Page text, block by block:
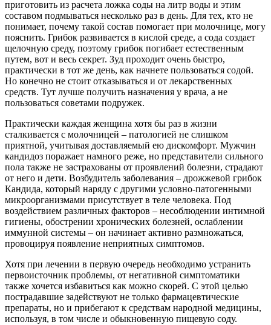
приготовить из расчета ложка соды на литр воды и этим
составом подмываться несколько раз в день. Для тех, кто не
понимает, почему такой состав помогает при молочнице, могу
пояснить. Грибок развивается в кислой среде, а сода создает
щелочную среду, поэтому грибок погибает естественным
путем, вот и весь секрет. Зуд проходит очень быстро,
практически в тот же день, как начнете пользоваться содой.
Но конечно не стоит отказываться и от лекарственных
средств. Тут лучше получить назначения у врача, а не
пользоваться советами подружек.
Практически каждая женщина хотя бы раз в жизни
сталкивается с молочницей – патологией не слишком
приятной, учитывая доставляемый ею дискомфорт. Мужчин
кандидоз поражает намного реже, но представители сильного
пола также не застрахованы от проявлений болезни, страдают
от него и дети. Возбудитель заболевания – дрожжевой грибок
Кандида, который наряду с другими условно-патогенными
микроорганизмами присутствует в теле человека. Под
воздействием различных факторов – несоблюдении интимной
гигиены, обострении хронических болезней, ослаблении
иммунной системы – он начинает активно размножаться,
провоцируя появление неприятных симптомов.
Хотя при лечении в первую очередь необходимо устранить
первоисточник проблемы, от негативной симптоматики
также хочется избавиться как можно скорей. С этой целью
пострадавшие задействуют не только фармацевтические
препараты, но и прибегают к средствам народной медицины,
используя, в том числе и обыкновенную пищевую соду.